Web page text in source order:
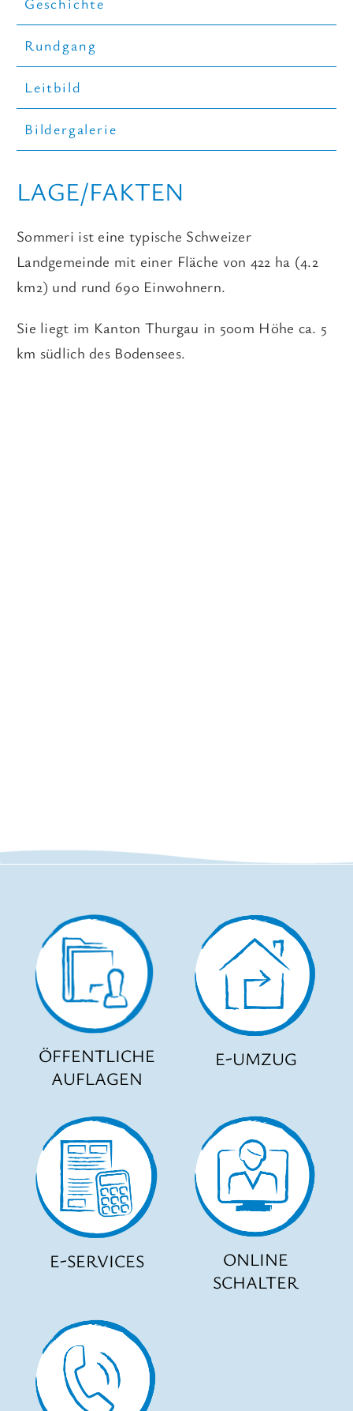
A-Z
Rundgang
Leitbild
Bildergalerie
LAGE/FAKTEN
Sommeri ist eine typische Schweizer
Landgemeinde mit einer Fläche von 422 ha (4.2
km2) und rund 690 Einwohnern.
Sie liegt im Kanton Thurgau in 500m Höhe ca. 5
km südlich des Bodensees.
ÖFFENTLICHE
AUFLAGEN
E-UMZUG
E-SERVICES
ONLINE
SCHALTER